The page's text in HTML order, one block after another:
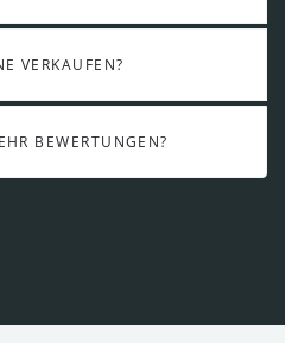
VERKAUFEN?
BEWERTUNGEN?